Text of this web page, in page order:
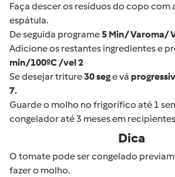
Faça descer os resíduos do copo com
espátula.
De seguida programe 5 Min/ Varoma/
Adicione os restantes ingredientes e
min/100ºC /vel 2
Se desejar triture30 sege vá
7.
Guarde o molho no frigorífico até 1
congelador até 3 meses em
Dica
O tomate pode ser congelado
fazer o molho.